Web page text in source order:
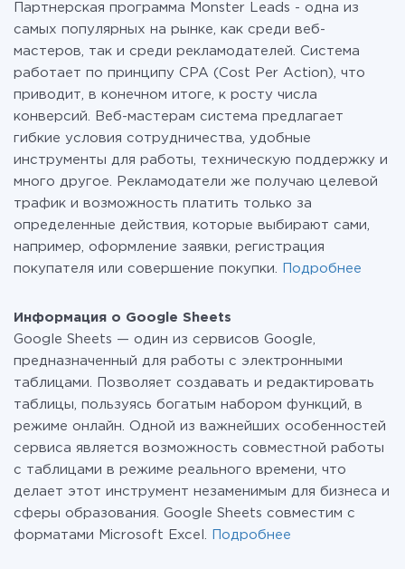
отарифах.
Партнерская программа Monster Leads - одна из
самых популярных на рынке, как среди веб-
мастеров, так и среди рекламодателей. Система
работает по принципу CPA (Cost Per Action), что
приводит, в конечном итоге, к росту числа
конверсий. Веб-мастерам система предлагает
гибкие условия сотрудничества, удобные
инструменты для работы, техническую поддержку и
много другое. Рекламодатели же получаю целевой
трафик и возможность платить только за
определенные действия, которые выбирают сами,
например, оформление заявки, регистрация
покупателя или совершение покупки.
Подробнее
Информация о Google Sheets
Google Sheets — один из сервисов Google,
предназначенный для работы с электронными
таблицами. Позволяет создавать и редактировать
таблицы, пользуясь богатым набором функций, в
режиме онлайн. Одной из важнейших особенностей
сервиса является возможность совместной работы
c таблицами в режиме реального времени, что
делает этот инструмент незаменимым для бизнеса и
сферы образования. Google Sheets совместим с
форматами Microsoft Excel.
Подробнее